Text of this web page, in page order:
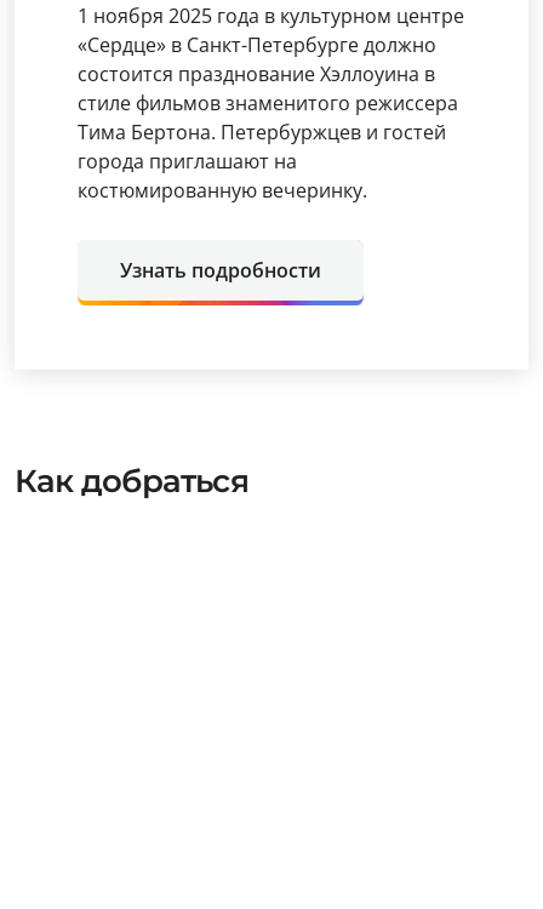
1 ноября 2025 года в культурном центре
«Сердце» в Санкт-Петербурге должно
состоится празднование Хэллоуина в
стиле фильмов знаменитого режиссера
Тима Бертона. Петербуржцев и гостей
города приглашают на
костюмированную вечеринку.
Узнать подробности
Как добраться